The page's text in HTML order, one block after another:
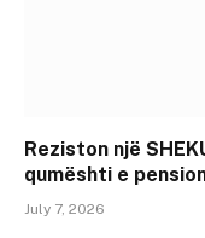
Reziston një
qumështi e
July 7, 2026